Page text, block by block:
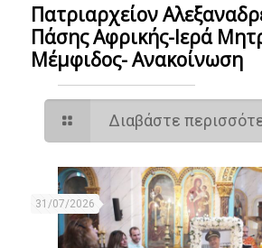
Πατριαρχείον
Πάσης Αφρικής-Ιερά
Μέμφιδος- Ανακοίνωση
Διαβάστε
31/07/2026